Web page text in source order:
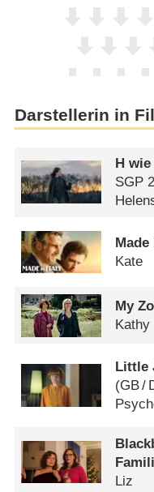
Darstellerin in
H
SGP
Kate
My
Kathy
Little
(GB/
Liz